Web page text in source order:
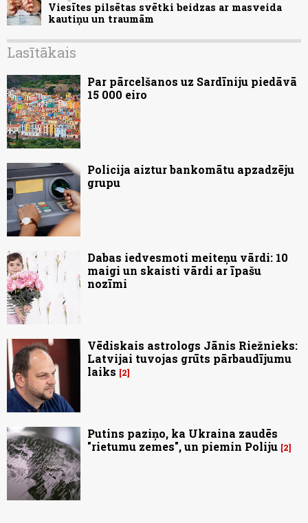
Viesītes pilsētas svētki beidzas ar masveida
kautiņu un traumām
Lasītākais
Par pārcelšanos uz Sardīniju piedāvā
15 000 eiro
Policija aiztur bankomātu apzadzēju
grupu
Dabas iedvesmoti meiteņu vārdi: 10
maigi un skaisti vārdi ar īpašu
nozīmi
Vēdiskais astrologs Jānis Riežnieks:
Latvijai tuvojas grūts pārbaudījumu
laiks
2
Putins paziņo, ka Ukraina zaudēs
"rietumu zemes", un piemin Poliju 2